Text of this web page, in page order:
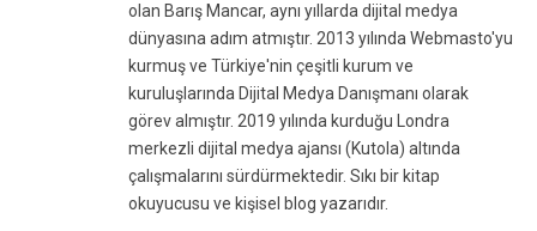
olan Barış Mancar, aynı yıllarda dijital medya
dünyasına adım atmıştır. 2013 yılında Webmasto'yu
kurmuş ve Türkiye'nin çeşitli kurum ve
kuruluşlarında Dijital Medya Danışmanı olarak
görev almıştır. 2019 yılında kurduğu Londra
merkezli dijital medya ajansı (Kutola) altında
çalışmalarını sürdürmektedir. Sıkı bir kitap
okuyucusu ve kişisel blog yazarıdır.